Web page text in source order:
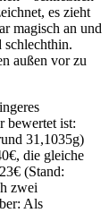
es zieht
magisch an und
schlechthin.
außen vor zu
bewertet ist:
31,1035g)
die gleiche
(Stand:
zwei
Als